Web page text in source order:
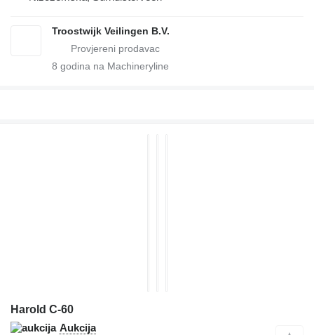
Troostwijk Veilingen B.V.
8 godina na Machineryline
Harold C-60
Aukcija